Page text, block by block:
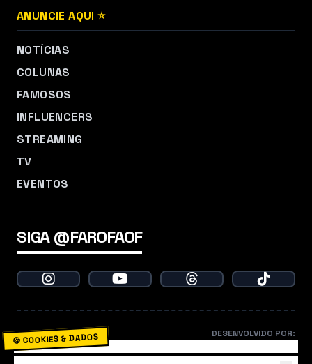
ANUNCIE AQUI ⭐
NOTÍCIAS
COLUNAS
FAMOSOS
INFLUENCERS
STREAMING
TV
EVENTOS
SIGA @FAROFAOF
DESENVOLVIDO POR:
🍪 COOKIES & DADOS